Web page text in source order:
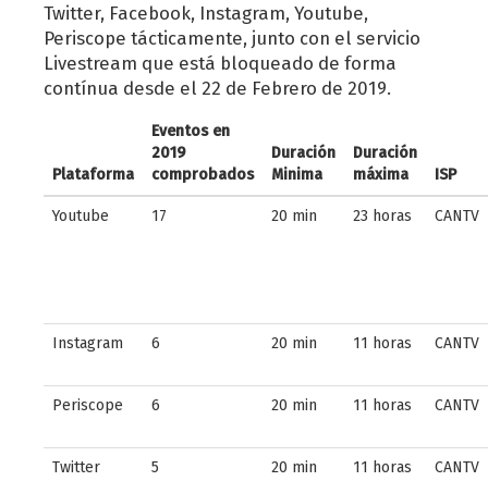
Twitter, Facebook, Instagram, Youtube,
Periscope tácticamente, junto con el servicio
Livestream que está bloqueado de forma
contínua desde el 22 de Febrero de 2019.
Plataforma
Eventos en
2019
comprobados
Duración
Minima
Duración
máxima
ISP
Youtube 17 20 min 23 horas CANTV
Instagram 6 20 min 11 horas CANTV
Periscope 6 20 min 11 horas CANTV
Twitter 5 20 min 11 horas CANTV